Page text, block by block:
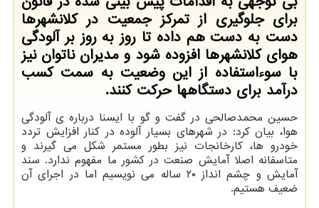
برای جلوگیری از تمرکز جمعیت در کلانشهرها
دست به دست هم داده تا روز به روز بر آلودگی
هوای کلانشهرها افزوده شود و مدیران ناتوان نیز
با سوءاستفاده از این وضعیت به سمت کسب
درآمد برای دستگاهها حرکت کنند.
حسین محمدصالحی در گفت و گو با ایسنا درباره ی آلودگی
هوا، بیان کرد: در شهرهای بسیار آلوده در کنار افزایش تردد
خودرو ها، کارخانجات نیز بطور مستمر شکل می گیرند و
متاسفانه اصلا آمایش صنعت در کشور ما مفهوم ندارد. سند
آمایش و چشم انداز ۲۰ ساله می نویسیم اما در اجرای آن
ضعیف هستیم.